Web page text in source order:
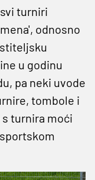
turniri
odnosno
u godinu
pa neki uvode
tombole i
turnira moći